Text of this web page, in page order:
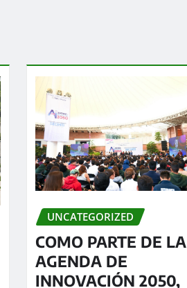
UNCATEGORIZED
COMO PARTE DE LA
AGENDA DE
INNOVACIÓN 2050,